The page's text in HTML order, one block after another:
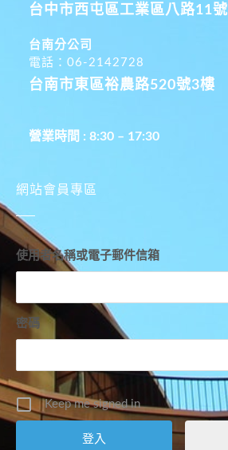
台中市西屯區工業區八路11號
台南分公司
電話：06-2142728
台南市東區裕農路520號3樓
營業時間 : 8:30 – 17:30
網站會員專區
使用者名稱或電子郵件信箱
密碼
Keep me signed in